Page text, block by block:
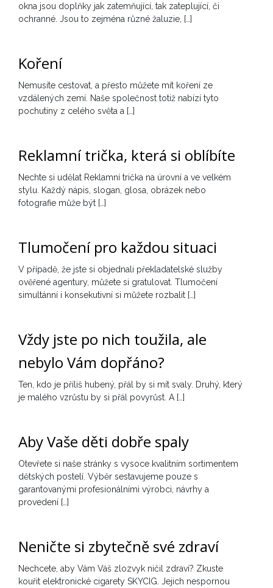
okna jsou doplňky jak zatemňující, tak zateplující, či
ochranné. Jsou to zejména různé žaluzie, […]
Koření
Nemusíte cestovat, a přesto můžete mít koření ze
vzdálených zemí. Naše společnost totiž nabízí tyto
pochutiny z celého světa a […]
Reklamní trička, která si oblíbíte
Nechte si udělat Reklamní trička na úrovní a ve velkém
stylu. Každý nápis, slogan, glosa, obrázek nebo
fotografie může být […]
Tlumočení pro každou situaci
V případě, že jste si objednali překladatelské služby
ověřené agentury, můžete si gratulovat. Tlumočení
simultánní i konsekutivní si můžete rozbalit […]
Vždy jste po nich toužila, ale
nebylo Vám dopřáno?
Ten, kdo je příliš hubený, přál by si mít svaly. Druhý, který
je malého vzrůstu by si přál povyrůst. A […]
Aby Vaše děti dobře spaly
Otevřete si naše stránky s vysoce kvalitním sortimentem
dětských postelí. Výběr sestavujeme pouze s
garantovanými profesionálními výrobci, návrhy a
provedení […]
Neničte si zbytečně své zdraví
Nechcete, aby Vám Váš zlozvyk ničil zdraví? Zkuste
kouřit elektronické cigarety SKYCIG. Jejich nespornou